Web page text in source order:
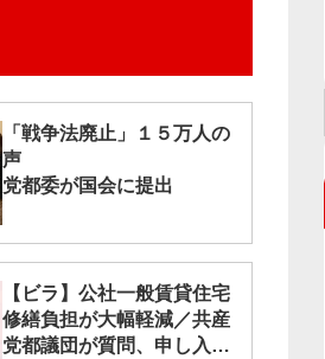
「戦争法廃止」１５万人の
声
党都委が国会に提出
【ビラ】公社一般賃貸住宅
修繕負担が大幅軽減／共産
党都議団が質問、申し入れ